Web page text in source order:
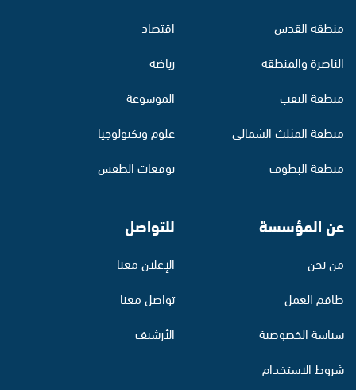
منطقة القدس
الناصرة والمنطقة
منطقة النقب
منطقة المثلث الشمالي
منطقة البطوف
اقتصاد
رياضة
الموسوعة
علوم وتكنولوجيا
توقعات الطقس
عن المؤسسة
من نحن
طاقم العمل
سياسة الخصوصية
شروط الاستخدام
للتواصل
الإعلان معنا
تواصل معنا
الأرشيف